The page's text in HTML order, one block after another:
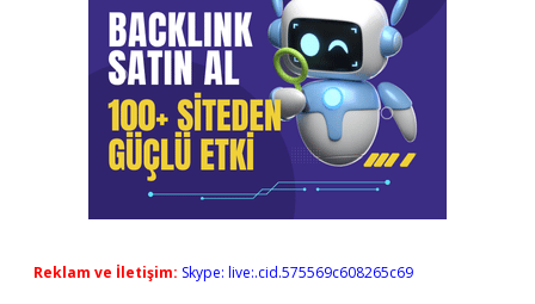
Reklam ve İletişim: Skype: live:.cid.575569c608265c69